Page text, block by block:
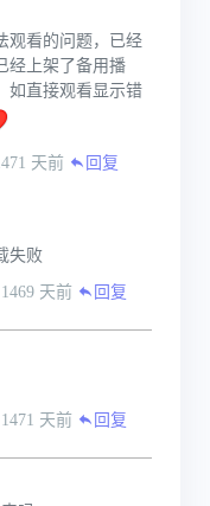
观看的问题，已经
经上架了备用播
如直接观看显示错
天前 回复
失败
1469 天前 回复
1471 天前 回复